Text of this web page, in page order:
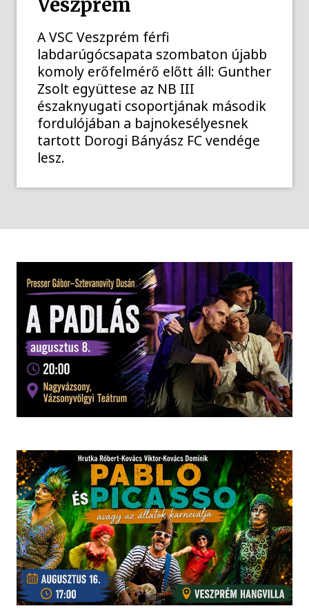
Veszprém
A VSC Veszprém férfi
labdarúgócsapata szombaton újabb
komoly erőfelmérő előtt áll: Gunther
Zsolt együttese az NB III
északnyugati csoportjának második
fordulójában a bajnokesélyesnek
tartott Dorogi Bányász FC vendége
lesz.